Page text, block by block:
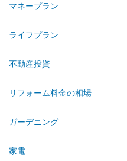
マネープラン
ライフプラン
不動産投資
リフォーム料金の相場
ガーデニング
家電